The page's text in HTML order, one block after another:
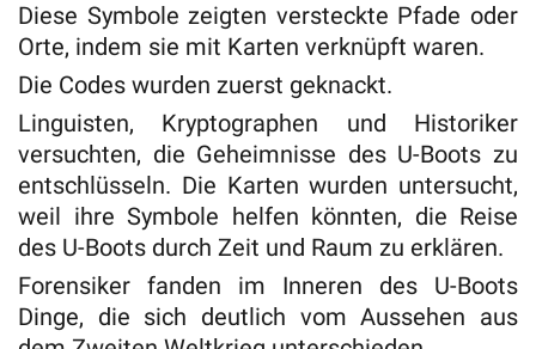
Diese Symbole zeigten versteckte Pfade oder
Orte, indem sie mit Karten verknüpft waren.
Die Codes wurden zuerst geknackt.
Linguisten, Kryptographen und Historiker
versuchten, die Geheimnisse des U-Boots zu
entschlüsseln. Die Karten wurden untersucht,
weil ihre Symbole helfen könnten, die Reise
des U-Boots durch Zeit und Raum zu erklären.
Forensiker fanden im Inneren des U-Boots
Dinge, die sich deutlich vom Aussehen aus